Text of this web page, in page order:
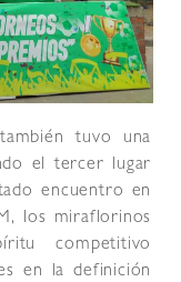
tuvo una
el tercer lugar
encuentro en
los miraflorinos
competitivo
en la definición